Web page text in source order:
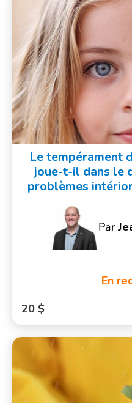
Le tempérament
joue-t-il dans le
problèmes
Par
En
20 $